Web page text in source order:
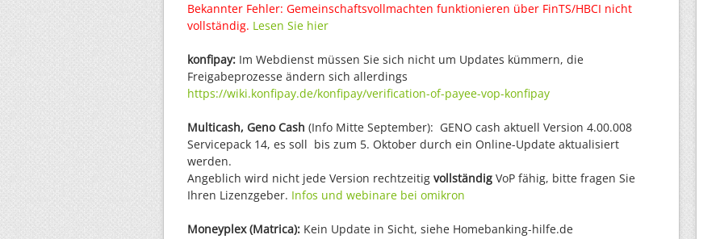
Bekannter Fehler: Gemeinschaftsvollmachten funktionieren über FinTS/HBCI nicht
vollständig. Lesen Sie hier
konfipay: Im Webdienst müssen Sie sich nicht um Updates kümmern, die
Freigabeprozesse ändern sich allerdings
https://wiki.konfipay.de/konfipay/verification-of-payee-vop-konfipay
Multicash, Geno Cash (Info Mitte September): GENO cash aktuell Version 4.00.008
Servicepack 14, es soll bis zum 5. Oktober durch ein Online-Update aktualisiert
werden.
Angeblich wird nicht jede Version rechtzeitig vollständig VoP fähig, bitte fragen Sie
Ihren Lizenzgeber. Infos und webinare bei omikron
Moneyplex (Matrica): Kein Update in Sicht, siehe Homebanking-hilfe.de